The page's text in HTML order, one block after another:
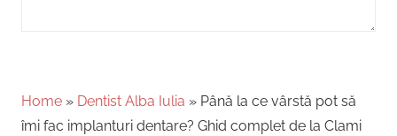
Home » Dentist Alba Iulia » Până la ce vârstă pot să
îmi fac implanturi dentare? Ghid complet de la Clami